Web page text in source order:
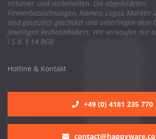
Irrtümer sind vorbehalten. Die abgebildeten
Firmenbezeichnungen, Namen, Logos, Marken
sind gesetzlich geschützt und unterliegen dem
jeweiligen Rechteinhabers. Wir verkaufen nur
i.S.d. § 14 BGB.
Hotline & Kontakt
+49 (0) 4181 235 770